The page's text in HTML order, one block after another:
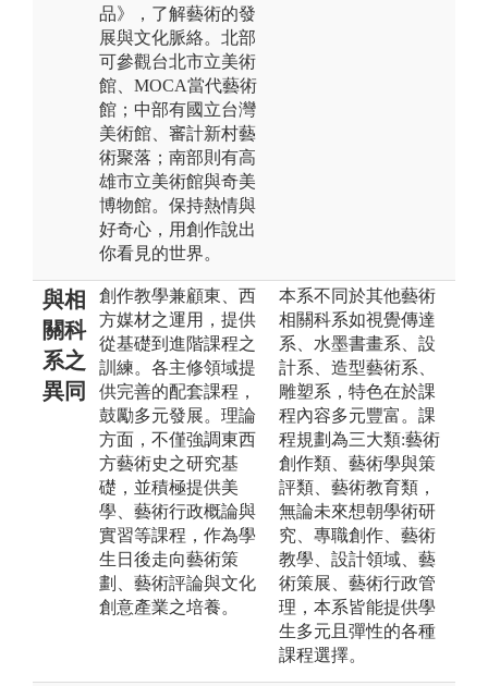
品》，了解藝術的發
展與文化脈絡。北部
可參觀台北市立美術
館、MOCA當代藝術
館；中部有國立台灣
美術館、審計新村藝
術聚落；南部則有高
雄市立美術館與奇美
博物館。保持熱情與
好奇心，用創作說出
你看見的世界。
與相
關科
系之
異同
創作教學兼顧東、西
方媒材之運用，提供
從基礎到進階課程之
訓練。各主修領域提
供完善的配套課程，
鼓勵多元發展。理論
方面，不僅強調東西
方藝術史之研究基
礎，並積極提供美
學、藝術行政概論與
實習等課程，作為學
生日後走向藝術策
劃、藝術評論與文化
創意產業之培養。
本系不同於其他藝術
相關科系如視覺傳達
系、水墨書畫系、設
計系、造型藝術系、
雕塑系，特色在於課
程內容多元豐富。課
程規劃為三大類:藝術
創作類、藝術學與策
評類、藝術教育類，
無論未來想朝學術研
究、專職創作、藝術
教學、設計領域、藝
術策展、藝術行政管
理，本系皆能提供學
生多元且彈性的各種
課程選擇。